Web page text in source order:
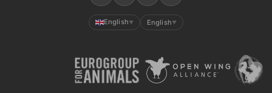
English ▼ English ▼